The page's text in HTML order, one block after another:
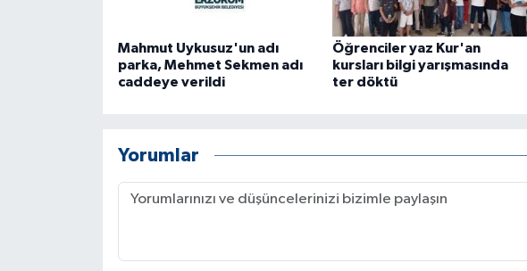
Mahmut Uykusuz'un adı
parka, Mehmet Sekmen adı
caddeye verildi
Öğrenciler yaz Kur'an
kursları bilgi yarışmasında
ter döktü
Yorumlar